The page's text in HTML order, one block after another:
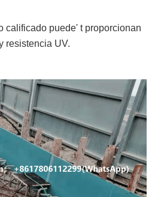
calificado puede' t proporcionan
resistencia UV.